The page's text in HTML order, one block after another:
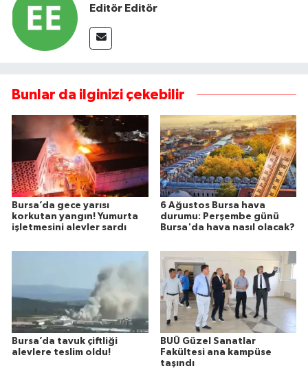
Editör Editör
Bunlar da ilginizi çekebilir
Bursa’da gece yarısı
korkutan yangın! Yumurta
işletmesini alevler sardı
6 Ağustos Bursa hava
durumu: Perşembe günü
Bursa'da hava nasıl olacak?
Bursa’da tavuk çiftliği
alevlere teslim oldu!
BUÜ Güzel Sanatlar
Fakültesi ana kampüse
taşındı